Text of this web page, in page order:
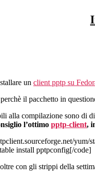
un client pptp su
il pacchetto in
alla compilazione sono di
l’ottimo pptp-client,
yum/
install pptpconfig[/code]
con gli strippi della